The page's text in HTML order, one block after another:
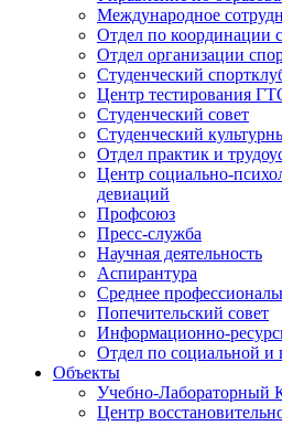
Международное
Отдел по координации
Отдел организации
Студенческий
Центр тестирования
Студенческий совет
Студенческий
Отдел практик и
Центр социально-
девиаций
Профсоюз
Пресс-служба
Научная деятельность
Аспирантура
Среднее
Попечительский совет
Информационно-
Отдел по социальной и
Объекты
Учебно-Лабораторный
Центр